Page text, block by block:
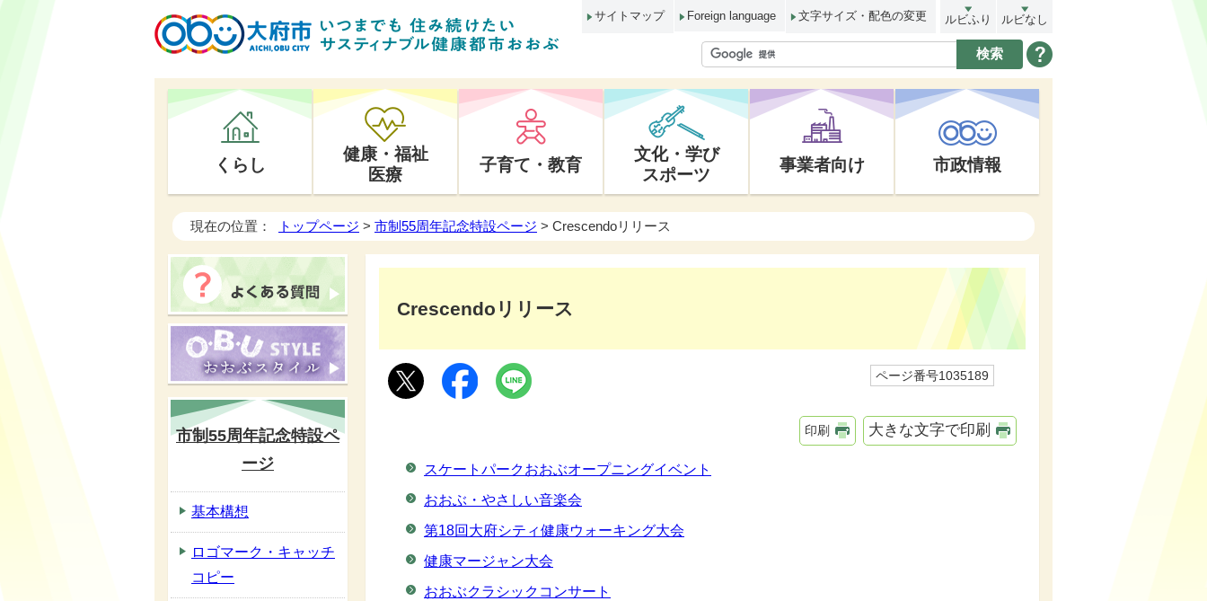
サイトマップ Foreign language 文字サイズ・配色の変更 ルビふり ルビなし
くらし
健康・福祉
医療
子育て・教育
文化・学び
スポーツ
事業者向け 市政情報
現在の位置： トップページ > 市制55周年記念特設ページ > Crescendoリリース
Crescendoリリース
ページ番号1035189
印刷 大きな文字で印刷
スケートパークおおぶオープニングイベント
おおぶ・やさしい音楽会
第18回⼤府シティ健康ウォーキング⼤会
健康マージャン大会
おおぶクラシックコンサート
市制55周年記念特設ペ
ージ
基本構想
ロゴマーク・キャッチ
コピー